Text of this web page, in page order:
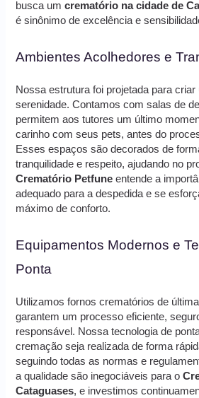
busca umcrematório na cidade de
é sinônimo de excelência e
Ambientes Acolhedores e
Nossa estrutura foi projetada para
serenidade. Contamos com salas de
permitem aos tutores um último
carinho com seus pets, antes do
Esses espaços são decorados de
tranquilidade e respeito, ajudando no
Crematório Petfune entende a
adequado para a despedida e se
máximo de conforto.
Equipamentos Modernos e
Ponta
Utilizamos fornos crematórios de
garantem um processo eficiente,
responsável. Nossa tecnologia de
cremação seja realizada de forma
seguindo todas as normas e
a qualidade são inegociáveis para o
Cataguases, e investimos